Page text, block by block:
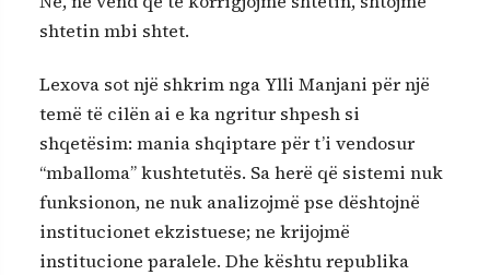
shtetin mbi shtet.
Lexova sot një shkrim nga Ylli Manjani për një
temë të cilën ai e ka ngritur shpesh si
shqetësim: mania shqiptare për t’i vendosur
“mballoma” kushtetutës. Sa herë që sistemi nuk
funksionon, ne nuk analizojmë pse dështojnë
institucionet ekzistuese; ne krijojmë
institucione paralele. Dhe kështu republika